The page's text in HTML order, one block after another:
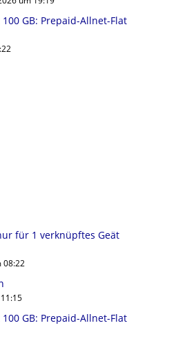
GB: Prepaid-Allnet-Flat
für 1 verknüpftes Geät
08:22
GB: Prepaid-Allnet-Flat